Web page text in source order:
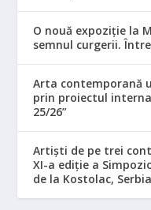
O nouă expoziție la
semnul curgerii.
Arta contemporană
prin proiectul
25/26”
Artiști de pe trei
XI-a ediție a
de la Kostolac, Serbia